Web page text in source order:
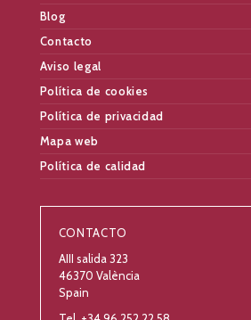
Blog
Contacto
Aviso legal
Política de cookies
Política de privacidad
Mapa web
Política de calidad
CONTACTO
AIII salida 323
46370 València
Spain